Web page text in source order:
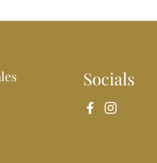
Socials
Facebook
Instagram